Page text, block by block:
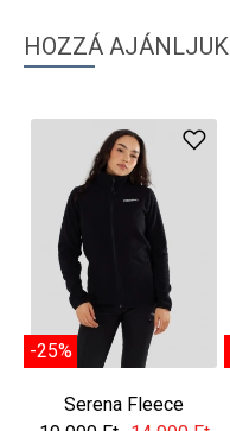
HOZZÁ AJÁNLJUK
-25%
Serena Fleece